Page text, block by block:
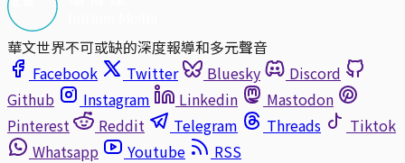
華文世界不可或缺的深度報導和多元聲音
Facebook
Twitter Bluesky
Discord
Github
Instagram Linkedin
Mastodon
Pinterest
Reddit Telegram Threads
Tiktok
Whatsapp
Youtube
RSS